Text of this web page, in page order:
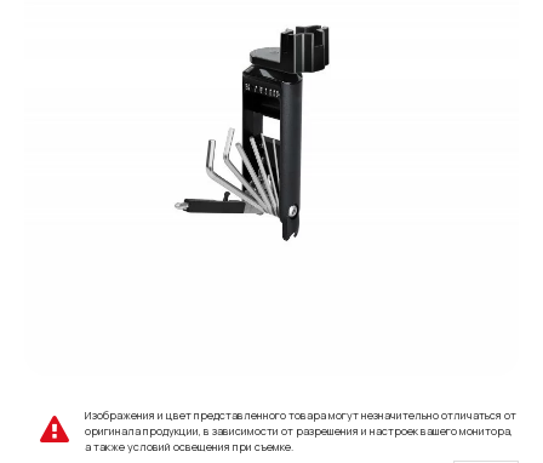
Изображения и цвет представленного товара могут незначительно отличаться от
оригинала продукции, в зависимости от разрешения и настроек вашего монитора,
а также условий освещения при съемке.